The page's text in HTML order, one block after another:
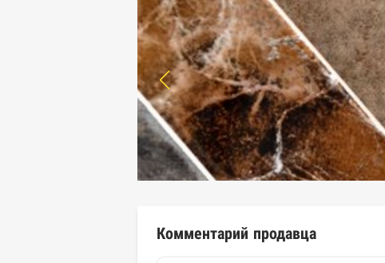
Комментарий продавца